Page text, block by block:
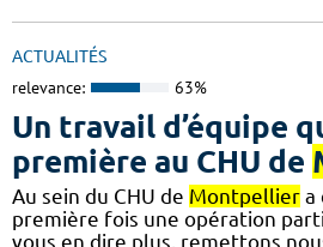
ACTUALITÉS
relevance: 63%
Un travail d’équipe
première au CHU de
Au sein du CHU de Montpellier a
première fois une opération
vous en dire plus, remettons